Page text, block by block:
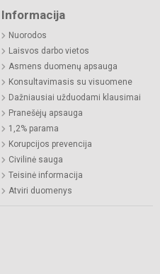
Informacija
Nuorodos
Laisvos darbo vietos
Asmens duomenų apsauga
Konsultavimasis su visuomene
Dažniausiai užduodami klausimai
Pranešėjų apsauga
1,2% parama
Korupcijos prevencija
Civilinė sauga
Teisinė informacija
Atviri duomenys